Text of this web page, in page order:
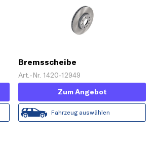
Bremsscheibe
Art.-Nr. 1420-12949
Zum Angebot
Fahrzeug auswählen